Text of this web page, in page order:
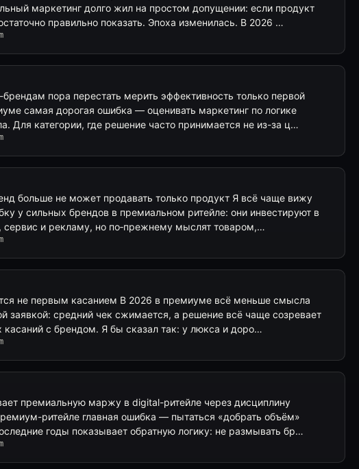
маркетинг долго жил на простом допущении: если продукт
правильно показать. Эпоха изменилась. В 2026 …
пора перестать мерить эффективность только первой
самая дорогая ошибка — оценивать маркетинг по логике
Для категории, где решение часто принимается не из-за ц…
больше не может продавать только продукт Я всё чаще вижу
у сильных брендов в премиальном ритейле: они инвестируют в
сервис и рекламу, но по‑прежнему мыслят товаром,…
не первым касанием В 2026 в премиуме всё меньше смысла
заявкой: средний чек сжимается, а решение всё чаще созревает
касаний с брендом. Я бы сказал так: у люкса и доро…
премиальную маржу в digital-ритейле через дисциплину
ритейле главная ошибка — пытаться «добрать объём»
годы показывает обратную логику: не размывать бр…